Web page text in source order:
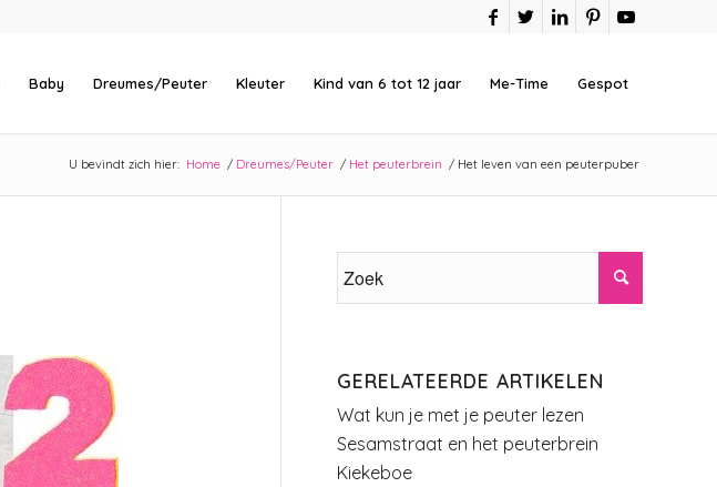
Baby Dreumes/Peuter Kleuter Kind van 6 tot 12 jaar Me-Time Gespot
U bevindt zich hier: Home / Dreumes/Peuter / Het peuterbrein / Het leven van een peuterpuber
GERELATEERDE ARTIKELEN
Wat kun je met je peuter lezen
Sesamstraat en het peuterbrein
Kiekeboe